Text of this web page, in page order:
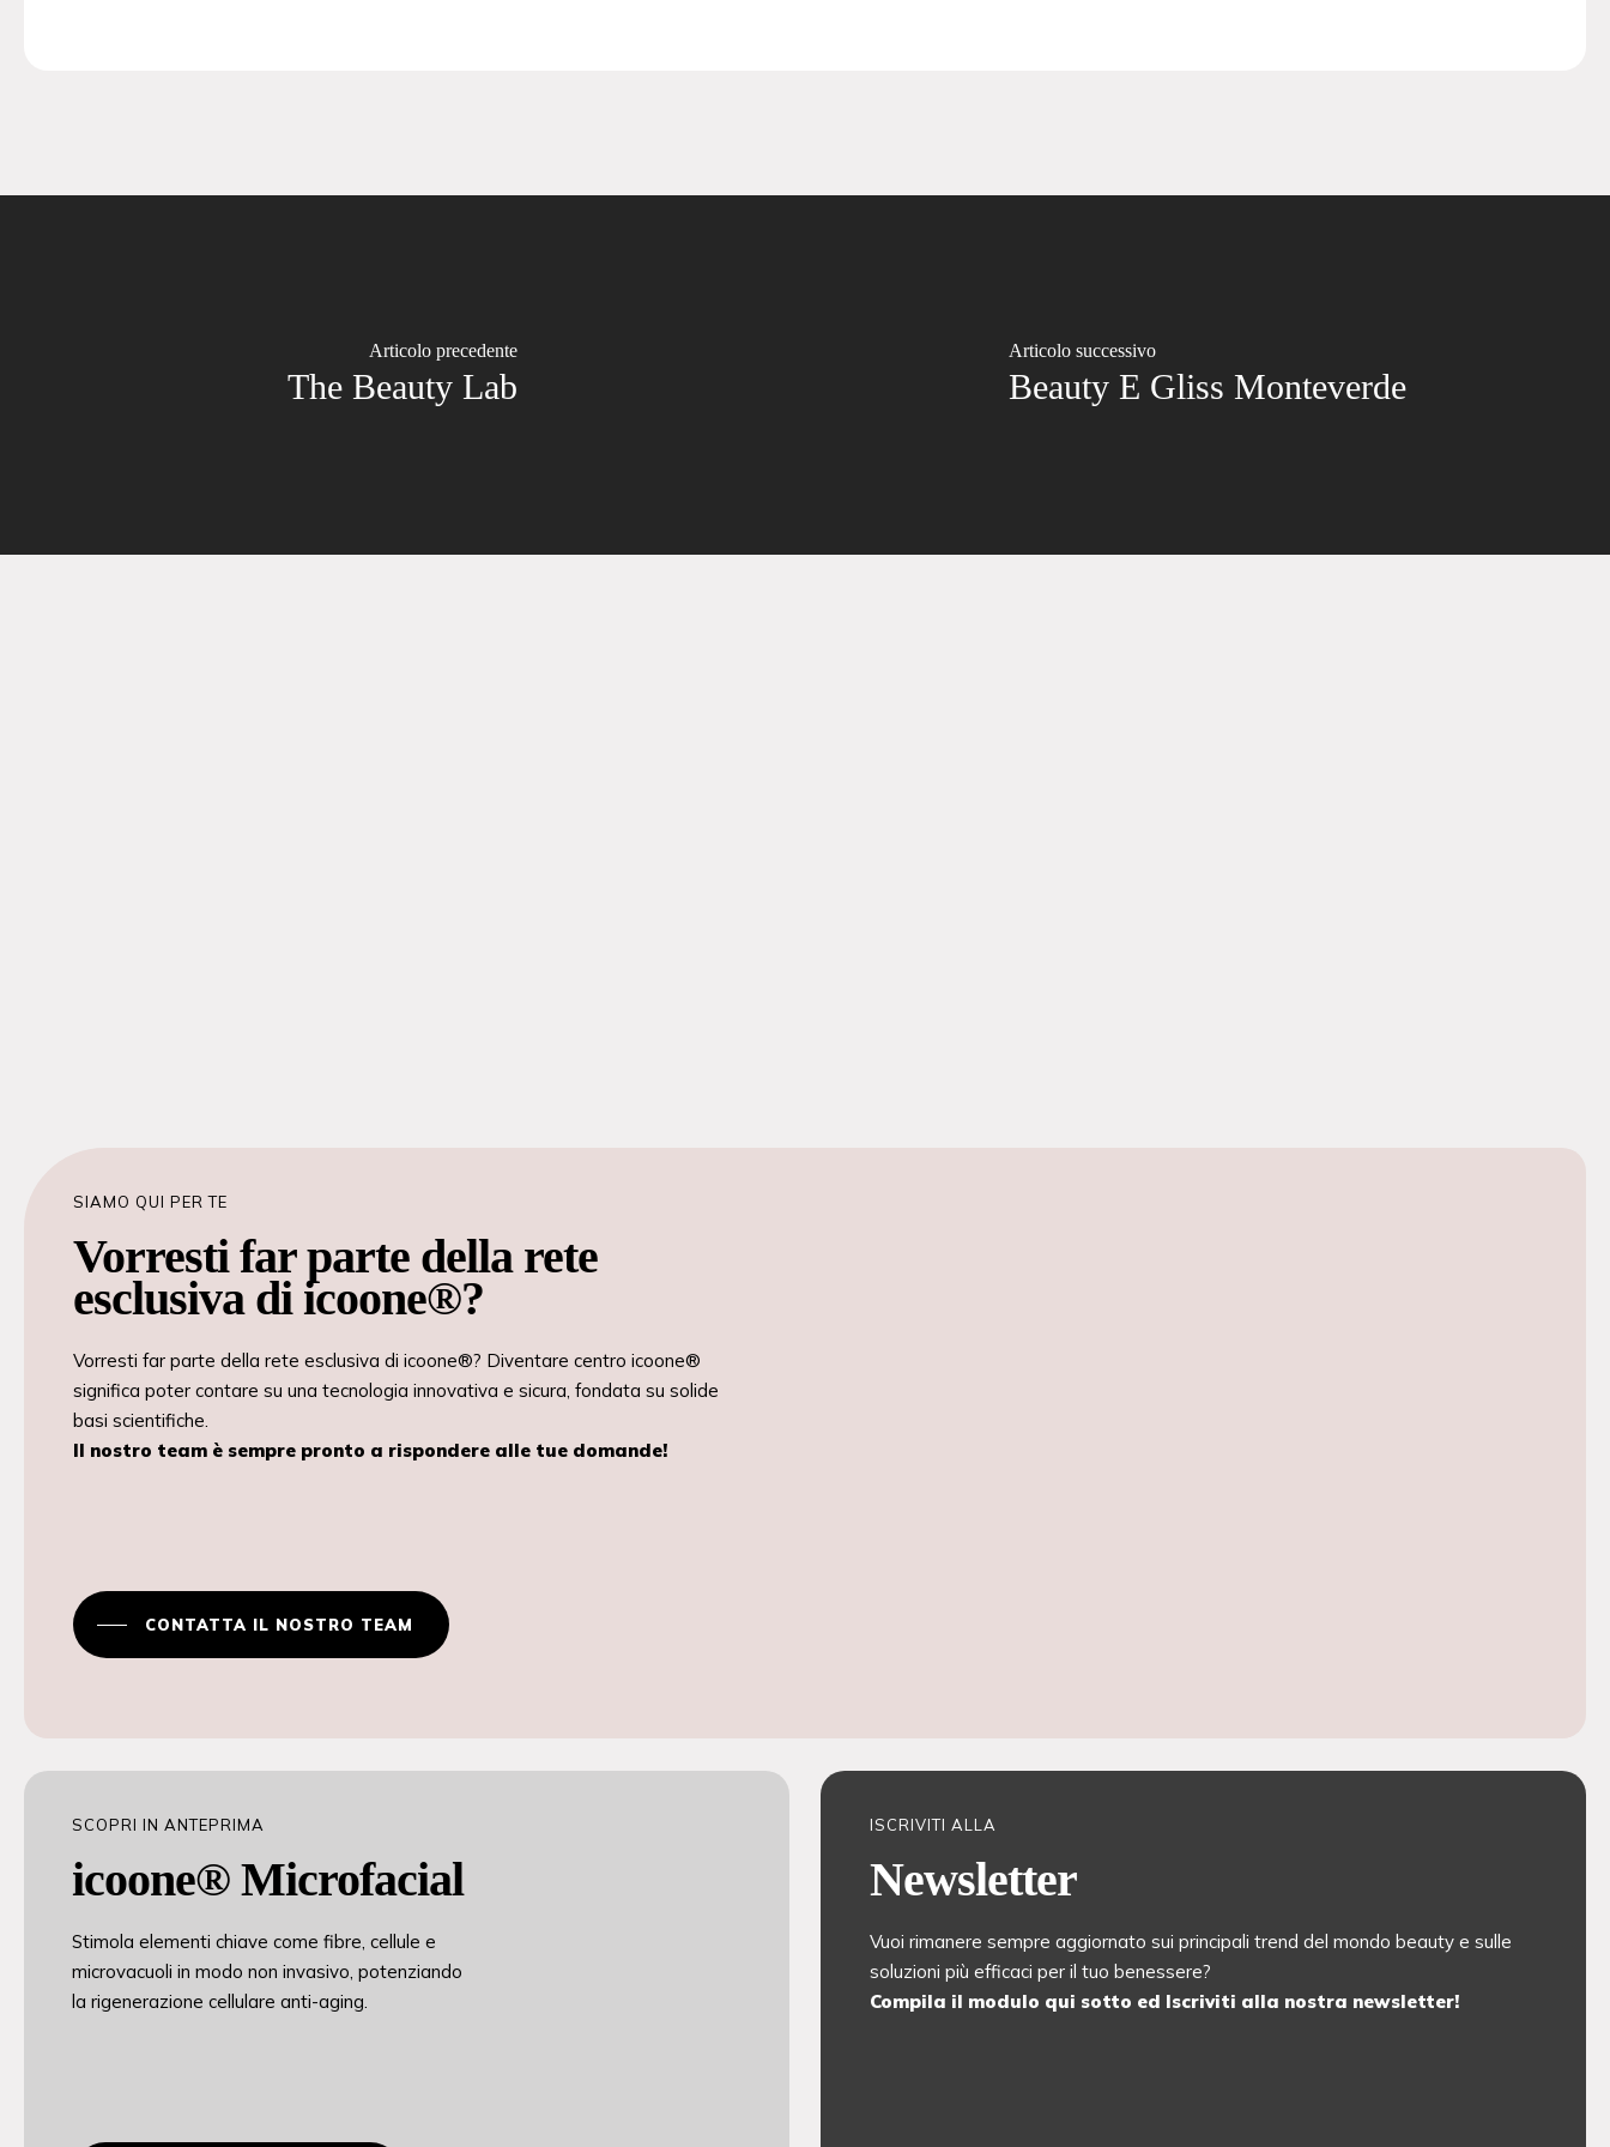
Articolo precedente
The Beauty Lab
Articolo successivo
Beauty E Gliss Monteverde
SIAMO QUI PER TE
Vorresti far parte della rete
esclusiva di icoone®?
Vorresti far parte della rete esclusiva di icoone®? Diventare centro icoone®
significa poter contare su una tecnologia innovativa e sicura, fondata su solide
basi scientifiche.
Il nostro team è sempre pronto a rispondere alle tue domande!
CONTATTA IL NOSTRO TEAM
SCOPRI IN ANTEPRIMA
icoone® Microfacial
Stimola elementi chiave come fibre, cellule e
microvacuoli in modo non invasivo, potenziando
la rigenerazione cellulare anti-aging.
ISCRIVITI ALLA
Newsletter
Vuoi rimanere sempre aggiornato sui principali trend del mondo beauty e sulle
soluzioni più efficaci per il tuo benessere?
Compila il modulo qui sotto ed Iscriviti alla nostra newsletter!